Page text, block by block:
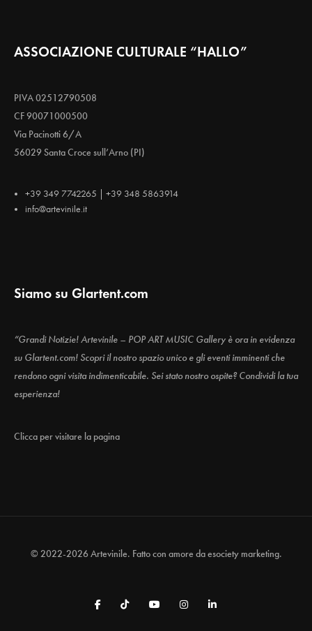
ASSOCIAZIONE CULTURALE “HALLO”
PIVA 02512790508
CF 90071000500
Via Pacinotti 6/A
56029 Santa Croce sull’Arno (PI)
+39 349 7742265 | +39 348 5863914
info@artevinile.it
Siamo su Glartent.com
“Grandi Notizie! Artevinile – POP ART MUSIC Gallery è ora in evidenza
su Glartent.com! Scopri il nostro spazio unico e gli eventi imminenti che
rendono ogni visita indimenticabile. Sei stato nostro ospite? Condividi la tua
esperienza!
Clicca per visitare la pagina
© 2022-2026 Artevinile. Fatto con amore daesociety marketing.